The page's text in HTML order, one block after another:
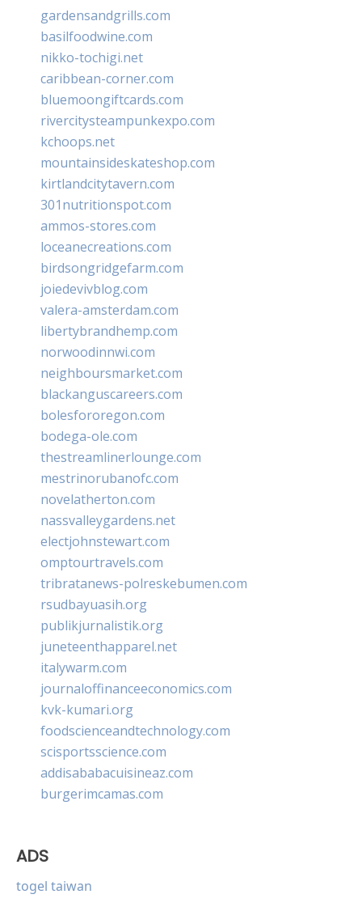
gardensandgrills.com
basilfoodwine.com
nikko-tochigi.net
caribbean-corner.com
bluemoongiftcards.com
rivercitysteampunkexpo.com
kchoops.net
mountainsideskateshop.com
kirtlandcitytavern.com
301nutritionspot.com
ammos-stores.com
loceanecreations.com
birdsongridgefarm.com
joiedevivblog.com
valera-amsterdam.com
libertybrandhemp.com
norwoodinnwi.com
neighboursmarket.com
blackanguscareers.com
bolesfororegon.com
bodega-ole.com
thestreamlinerlounge.com
mestrinorubanofc.com
novelatherton.com
nassvalleygardens.net
electjohnstewart.com
omptourtravels.com
tribratanews-polreskebumen.com
rsudbayuasih.org
publikjurnalistik.org
juneteenthapparel.net
italywarm.com
journaloffinanceeconomics.com
kvk-kumari.org
foodscienceandtechnology.com
scisportsscience.com
addisababacuisineaz.com
burgerimcamas.com
ADS
togel taiwan